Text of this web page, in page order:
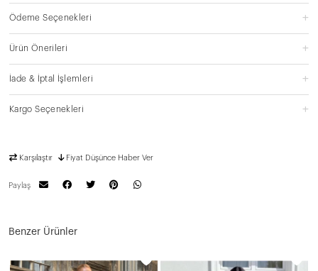
Ödeme Seçenekleri
Ürün Önerileri
İade & İptal İşlemleri
Kargo Seçenekleri
Karşılaştır Fiyat Düşünce Haber Ver
Paylaş
Benzer Ürünler